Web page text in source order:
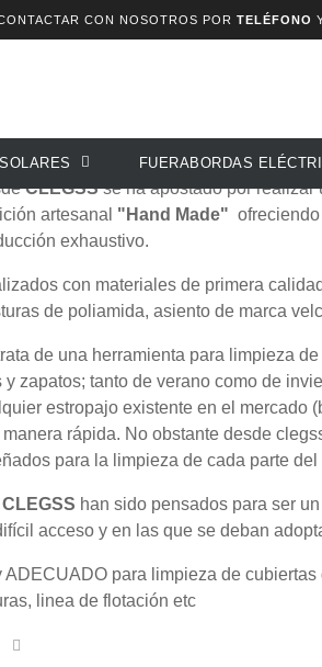
CON NOSOTROS POR TELÉFONO
FUERABORDAS
100% español de accesorios de
CLEGSSse ha apostado por realizar
artesanal "Hand Made"
exhaustivo.
con materiales de primera
de poliamida, asiento de marca
de una herramienta para limpieza
y zapatos; tanto de verano como de
estropajo existente en el mercado
manera rápida. No obstante desde
para la limpieza de cada parte
CLEGSS han sido pensados para ser
acceso y en las que se deban
ADECUADO para limpieza de
linea de flotación etc